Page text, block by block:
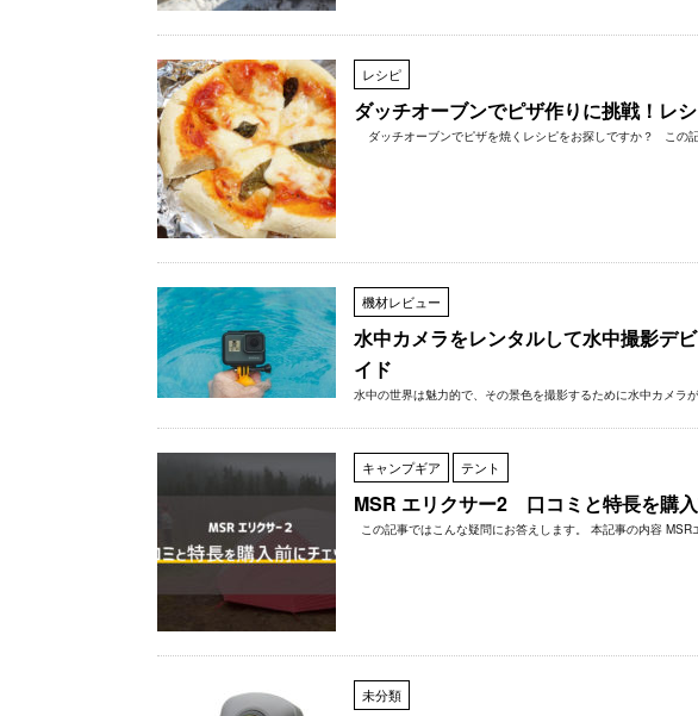
レシピ
ダッチオーブンでピザ作りに挑戦！レ
ダッチオーブンでピザを焼くレシピをお探しですか？ この
機材レビュー
水中カメラをレンタルして水中撮影デ
イド
水中の世界は魅力的で、その景色を撮影するために水中カメラ
キャンプギア テント
MSR エリクサー2 口コミと特長を購入
この記事ではこんな疑問にお答えします。 本記事の内容
未分類